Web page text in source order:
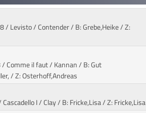
/ Levisto / Contender/ B: Grebe,Heike / Z:
Comme il faut / Kannan/ B: Gut
/ Z: Osterhoff,Andreas
I / Clay/ B: Fricke,Lisa / Z: Fricke,Lisa